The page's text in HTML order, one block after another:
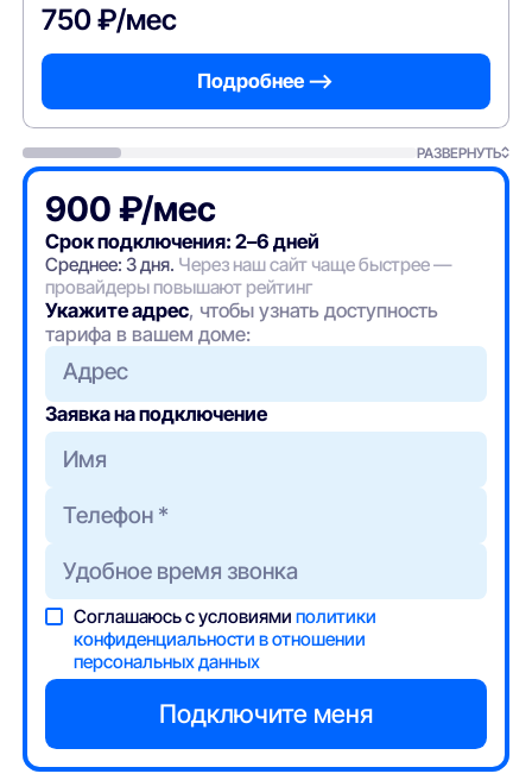
750 ₽/мес
Подробнее —>
РАЗВЕРНУТЬ
900 ₽/мес
Срок подключения: 2–6 дней
Среднее: 3 дня. Через наш сайт чаще быстрее —
провайдеры повышают рейтинг
Укажите адрес, чтобы узнать доступность
тарифа в вашем доме:
Адрес
Заявка на подключение
Соглашаюсь с условиямиполитики
конфиденциальности в отношении
персональных данных